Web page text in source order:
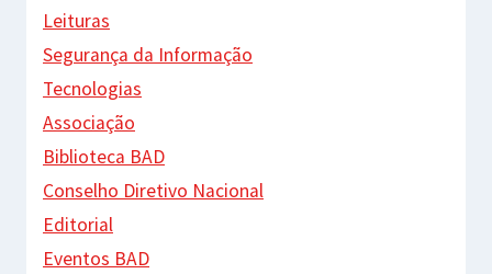
Leituras
Segurança da Informação
Tecnologias
Associação
Biblioteca BAD
Conselho Diretivo Nacional
Editorial
Eventos BAD